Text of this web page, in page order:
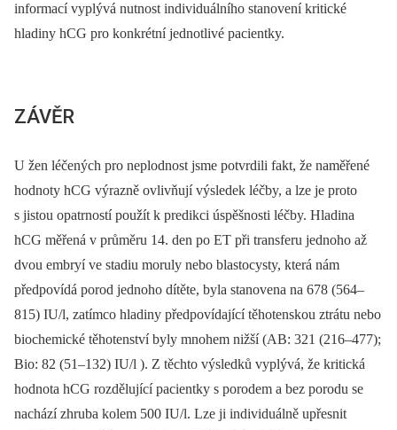
informací vyplývá nutnost individuálního stanovení kritické
hladiny hCG pro konkrétní jednotlivé pacientky.
ZÁVĚR
U žen léčených pro neplodnost jsme potvrdili fakt, že naměřené
hodnoty hCG výrazně ovlivňují výsledek léčby, a lze je proto
s jistou opatrností použít k predikci úspěšnosti léčby. Hladina
hCG měřená v průměru 14. den po ET při transferu jednoho až
dvou embryí ve stadiu moruly nebo blastocysty, která nám
předpovídá porod jednoho dítěte, byla stanovena na 678 (564–
815) IU/l, zatímco hladiny předpovídající těhotenskou ztrátu nebo
biochemické těhotenství byly mnohem nižší (AB: 321 (216–477);
Bio: 82 (51–132) IU/l ). Z těchto výsledků vyplývá, že kritická
hodnota hCG rozdělující pacientky s porodem a bez porodu se
nachází zhruba kolem 500 IU/l. Lze ji individuálně upřesnit